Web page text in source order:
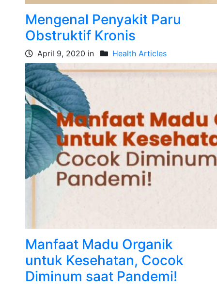
Mengenal Penyakit Paru
Obstruktif Kronis
April 9, 2020 in Health Articles
Manfaat Madu Organik
untuk Kesehatan, Cocok
Diminum saat Pandemi!